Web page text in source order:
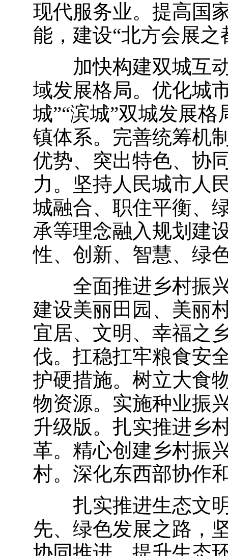
现代服务业。提高国
能，建设“北方会展之
加快构建双城互
域发展格局。 优化城
城”“滨城”双城发展
镇体系。完善统筹机
优势、突出特色、协
力。坚持人民城市人
城融合、职住平衡、
承等理念融入规划建
性、创新、智慧、绿
全面推进乡村振
建设美丽田园、美丽
宜居、文明、幸福之
伐。扛稳扛牢粮食安
护硬措施。树立大食
物资源。实施种业振
升级版。扎实推进乡
革。精心创建乡村振
村。深化东西部协作
扎实推进生态文
先、绿色发展之路，